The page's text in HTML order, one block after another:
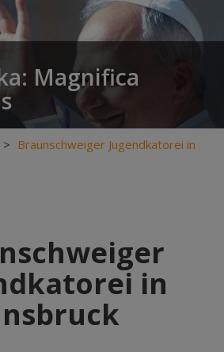
Magnifica
> Braunschweiger Jugendkatorei in
in